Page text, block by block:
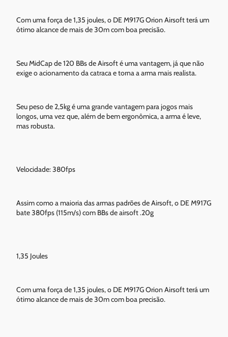
Com uma força de 1,35 joules, o DE M917G Orion Airsoft terá um
ótimo alcance de mais de 30m com boa precisão.
Seu MidCap de 120 BBs de Airsoft é uma vantagem, já que não
exige o acionamento da catraca e torna a arma mais realista.
Seu peso de 2,5kg é uma grande vantagem para jogos mais
longos, uma vez que, além de bem ergonômica, a arma é leve,
mas robusta.
Velocidade: 380fps
Assim como a maioria das armas padrões de Airsoft, o DE M917G
bate 380fps (115m/s) com BBs de airsoft .20g
1,35 Joules
Com uma força de 1,35 joules, o DE M917G Orion Airsoft terá um
ótimo alcance de mais de 30m com boa precisão.